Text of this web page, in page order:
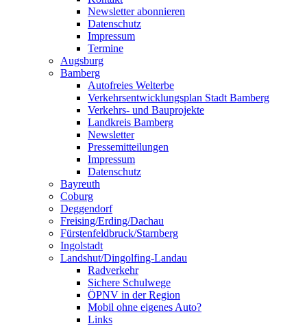
Newsletter abonnieren
Datenschutz
Impressum
Termine
Augsburg
Bamberg
Autofreies Welterbe
Verkehrsentwicklungsplan Stadt Bamberg
Verkehrs- und Bauprojekte
Landkreis Bamberg
Newsletter
Pressemitteilungen
Impressum
Datenschutz
Bayreuth
Coburg
Deggendorf
Freising/Erding/Dachau
Fürstenfeldbruck/Starnberg
Ingolstadt
Landshut/Dingolfing-Landau
Radverkehr
Sichere Schulwege
ÖPNV in der Region
Mobil ohne eigenes Auto?
Links